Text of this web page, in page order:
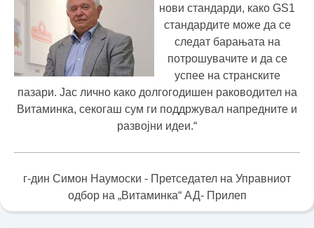
нови стандарди, како GS1
стандардите може да се
следат барањата на
потрошувачите и да се
успее на странските
пазари. Јас лично како долгогодишен раководител на
Витаминка, секогаш сум ги поддржувал напредните и
развојни идеи.“
г-дин Симон Наумоски - Претседател на Управниот
одбор на „Витаминка“ АД- Прилеп